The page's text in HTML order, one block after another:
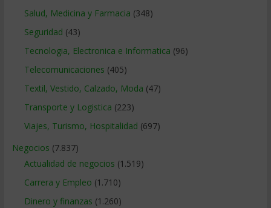
Salud, Medicina y Farmacia (348)
Seguridad (43)
Tecnologia, Electronica e Informatica (96)
Telecomunicaciones (405)
Textil, Vestido, Calzado, Moda (47)
Transporte y Logistica (223)
Viajes, Turismo, Hospitalidad (697)
Negocios (7.837)
Actualidad de negocios (1.519)
Carrera y Empleo (1.710)
Dinero y finanzas (1.260)